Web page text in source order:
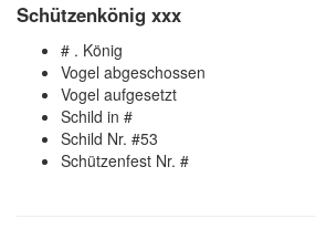
Schützenkönig xxx
# . König
Vogel abgeschossen
Vogel aufgesetzt
Schild in #
Schild Nr. #53
Schützenfest Nr. #